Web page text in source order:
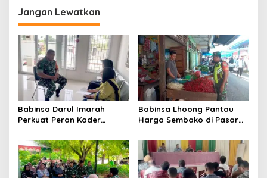
g
a
s
i
p
o
s
Jangan Lewatkan
Babinsa Darul Imarah
Perkuat Peran Kader
Mendukung Program Gizi
Anak
Babinsa Lhoong Pantau
Harga Sembako di Pasar
Perkembangannya